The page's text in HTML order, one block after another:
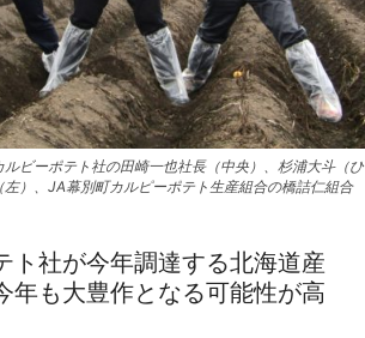
ルビーポテト社の田崎一也社長（中央）、杉浦大斗（ひ
左）、JA幕別町カルピーポテト生産組合の橋詰仁組合
社が今年調達する北海道産
年も大豊作となる可能性が高